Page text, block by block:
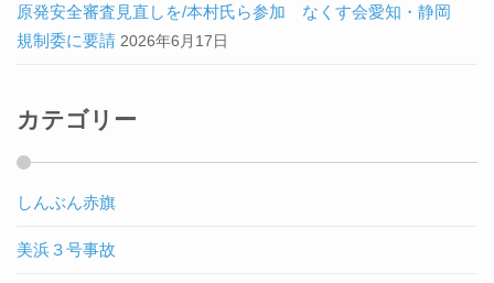
原発安全審査見直しを/本村氏ら参加 なくす会愛知・静岡
規制委に要請 2026年6月17日
カテゴリー
しんぶん赤旗
美浜３号事故